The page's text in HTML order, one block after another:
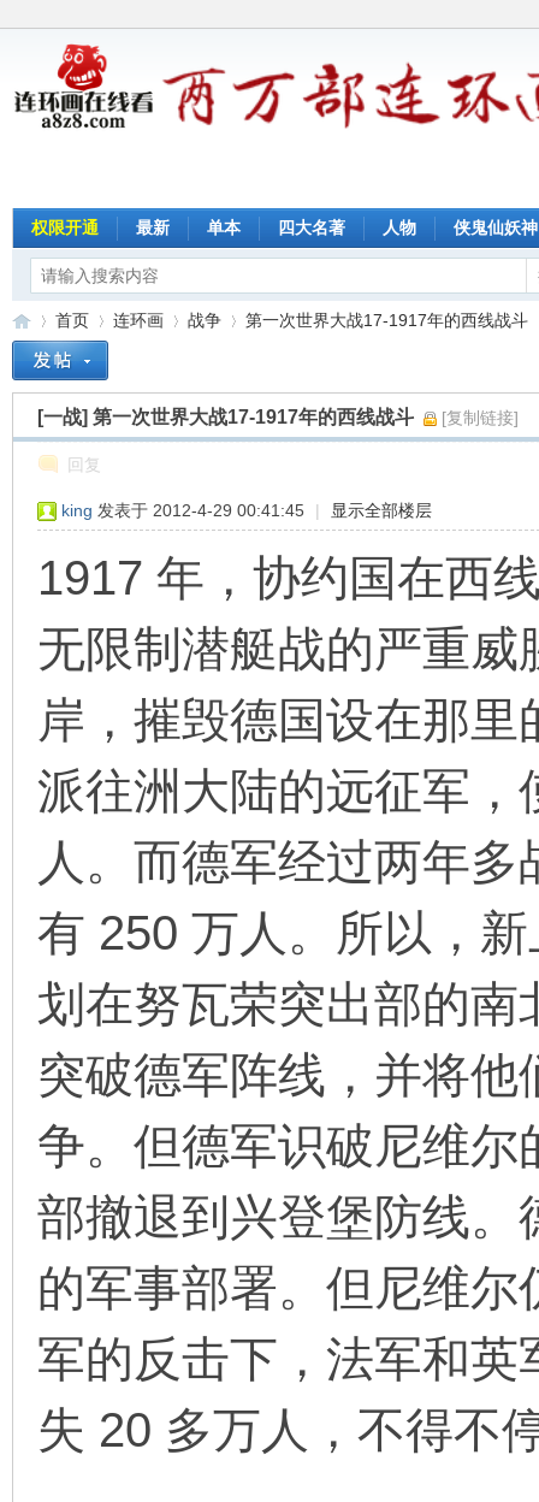
权限开通 最新 单本 四大名著 人物 侠鬼仙妖神
»
首页
›
连环画
›
战争
›
第一次世界大战17-1917年的西线战斗
[一战] 第一次世界大战17-1917年的西线战斗 [复制链接]
回复
king 发表于 2012-4-29 00:41:45 | 显示全部楼层
1917 年，协约国在西
无限制潜艇战的严重
岸，摧毁德国设在那
派往洲大陆的远征军
人。而德军经过两年
有 250 万人。所以，
划在努瓦荣突出部的
突破德军阵线，并将
争。但德军识破尼维
部撤退到兴登堡防线
的军事部署。但尼维
军的反击下，法军和
失 20 多万人，不得不